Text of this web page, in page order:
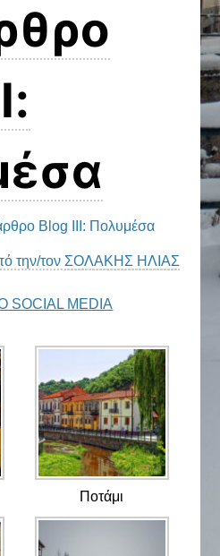
Blog III: Πολυμέσα
την/τον ΣΟΛΑΚΗΣ ΗΛΙΑΣ
SOCIAL MEDIA
Ποτάμι